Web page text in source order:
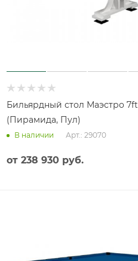
Бильярдный стол Маэстро 7ft
(Пирамида, Пул)
В наличии Арт.: 29070
от 238 930 руб.